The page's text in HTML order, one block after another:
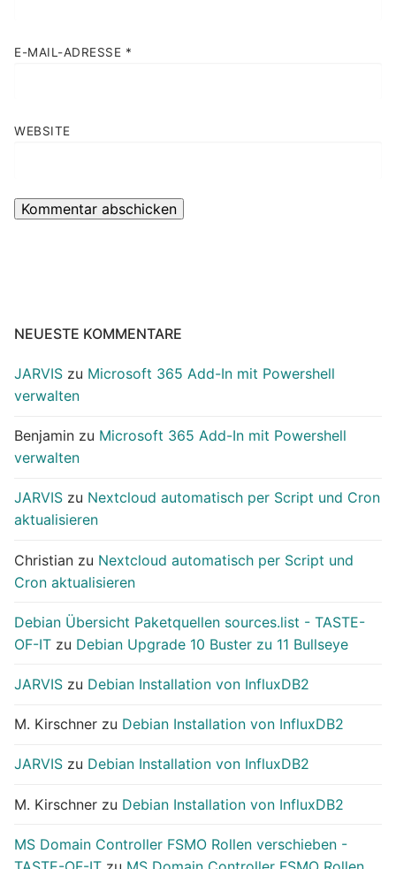
E-MAIL-ADRESSE *
WEBSITE
NEUESTE KOMMENTARE
JARVIS zu Microsoft 365 Add-In mit Powershell
verwalten
Benjamin zu Microsoft 365 Add-In mit Powershell
verwalten
JARVIS zu Nextcloud automatisch per Script und Cron
aktualisieren
Christian zu Nextcloud automatisch per Script und
Cron aktualisieren
Debian Übersicht Paketquellen sources.list - TASTE-
OF-IT zu Debian Upgrade 10 Buster zu 11 Bullseye
JARVIS zu Debian Installation von InfluxDB2
M. Kirschner zu Debian Installation von InfluxDB2
JARVIS zu Debian Installation von InfluxDB2
M. Kirschner zu Debian Installation von InfluxDB2
MS Domain Controller FSMO Rollen verschieben -